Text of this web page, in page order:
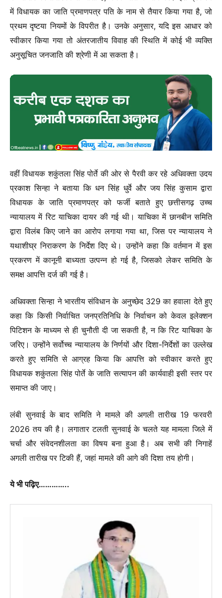
में विधायक का जाति प्रमाणपत्र पति के नाम से तैयार किया गया है, जो
प्रथम दृष्टया नियमों के विपरीत है। उनके अनुसार, यदि इस आधार को
स्वीकार किया गया तो अंतरजातीय विवाह की स्थिति में कोई भी व्यक्ति
अनुसूचित जनजाति की श्रेणी में आ सकता है।
वहीं विधायक शकुंतला सिंह पोर्ते की ओर से पैरवी कर रहे अधिवक्ता उदय
प्रकाश सिन्हा ने बताया कि धन सिंह धुर्वे और जय सिंह कुसाम द्वारा
विधायक के जाति प्रमाणपत्र को फर्जी बताते हुए छत्तीसगढ़ उच्च
न्यायालय में रिट याचिका दायर की गई थी। याचिका में छानबीन समिति
द्वारा विलंब किए जाने का आरोप लगाया गया था, जिस पर न्यायालय ने
यथाशीघ्र निराकरण के निर्देश दिए थे। उन्होंने कहा कि वर्तमान में इस
प्रकरण में कानूनी बाध्यता उत्पन्न हो गई है, जिसको लेकर समिति के
समक्ष आपत्ति दर्ज की गई है।
अधिवक्ता सिन्हा ने भारतीय संविधान के अनुच्छेद 329 का हवाला देते हुए
कहा कि किसी निर्वाचित जनप्रतिनिधि के निर्वाचन को केवल इलेक्शन
पिटिशन के माध्यम से ही चुनौती दी जा सकती है, न कि रिट याचिका के
जरिए। उन्होंने सर्वोच्च न्यायालय के निर्णयों और दिशा-निर्देशों का उल्लेख
करते हुए समिति से आग्रह किया कि आपत्ति को स्वीकार करते हुए
विधायक शकुंतला सिंह पोर्ते के जाति सत्यापन की कार्यवाही इसी स्तर पर
समाप्त की जाए।
लंबी सुनवाई के बाद समिति ने मामले की अगली तारीख 19 फरवरी
2026 तय की है। लगातार टलती सुनवाई के चलते यह मामला जिले में
चर्चा और संवेदनशीलता का विषय बना हुआ है। अब सभी की निगाहें
अगली तारीख पर टिकी हैं, जहां मामले की आगे की दिशा तय होगी।
ये भी पढ़िए…………..